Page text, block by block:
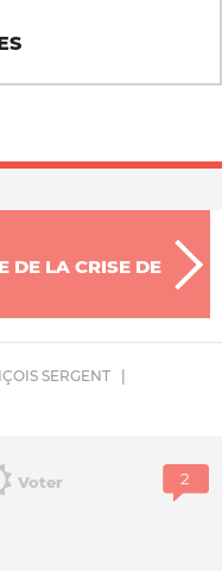
DE LA CRISE DE
SERGENT
Voter